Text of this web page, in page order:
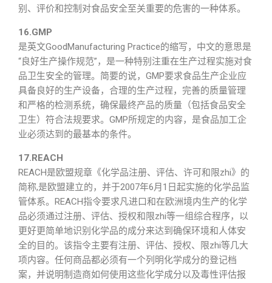
别、评价和控制对食品安全至关重要的危害的一种体系。
16.GMP
是英文GoodManufacturing Practice的缩写，中文的意思是
“良好生产操作规范”，是一种特别注重在生产过程实施对食
品卫生安全的管理。简要的说，GMP要求食品生产企业应
具备良好的生产设备，合理的生产过程，完善的质量管理
和严格的检测系统，确保最终产品的质量（包括食品安全
卫生）符合法规要求。GMP所规定的内容，是食品加工企
业必须达到的最基本的条件。
17.REACH
REACH是欧盟规章《化学品注册、评估、许可和限zhi》的
简称,是欧盟建立的，并于2007年6月1日起实施的化学品监
管体系。REACH指令要求凡进口和在欧洲境内生产的化学
品必须通过注册、评估、授权和限zhi等一组综合程序，以
更好更简单地识别化学品的成分来达到确保环境和人体安
全的目的。该指令主要有注册、评估、授权、限zhi等几大
项内容。任何商品都必须有一个列明化学成分的登记档
案，并说明制造商如何使用这些化学成分以及毒性评估报